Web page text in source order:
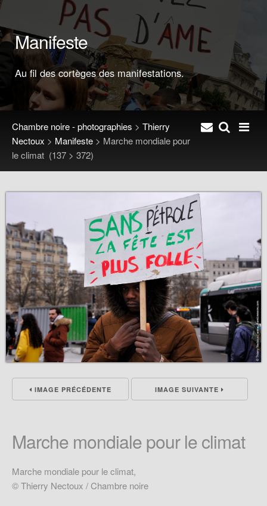
Manifeste
Au fil des cortèges des manifestations.
Chambre noire - photographies > Thierry
Nectoux > Manifeste > Marche mondiale pour
le climat (137 > 372)
IMAGE PRÉCÉDENTE IMAGE SUIVANTE
Marche mondiale pour le climat
Marche mondiale pour le climat,
© Thierry Nectoux / Chambre noire